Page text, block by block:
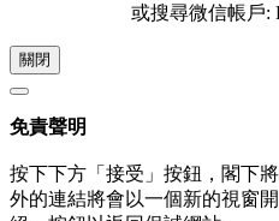
或搜尋微信帳戶:
關閉
免責聲明
按下下方「接受」按鈕，閣下
外的連結將會以一個新的視窗